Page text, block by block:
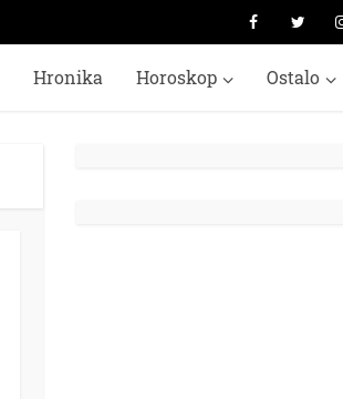
Hronika Horoskop Ostalo